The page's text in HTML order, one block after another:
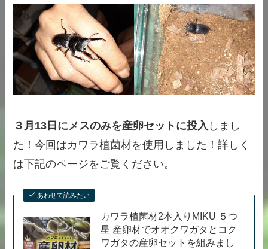
３月13日にメスのみを産卵セットに投入 しまし
た！今回はカワラ植菌材を使用しました！詳しく
は下記のページをご覧ください。
あわせて読みたい
カワラ植菌材2本入りMIKU ５つ
星 産卵材でオオクワガタとコク
ワガタの産卵セットを組みまし